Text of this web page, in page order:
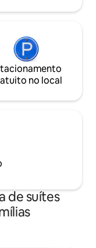
e
no local
de suítes